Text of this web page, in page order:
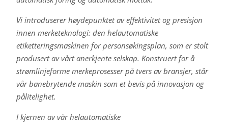
Vi introduserer høydepunktet av effektivitet og presisjon
innen merketeknologi: den helautomatiske
etiketteringsmaskinen for personsøkingsplan, som er stolt
produsert av vårt anerkjente selskap. Konstruert for å
strømlinjeforme merkeprosesser på tvers av bransjer, står
vår banebrytende maskin som et bevis på innovasjon og
pålitelighet.
I kjernen av vår helautomatiske